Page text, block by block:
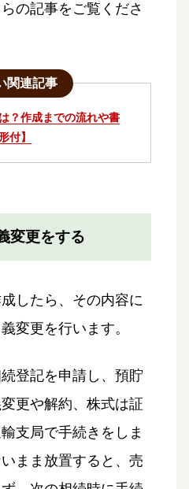
の記事をご覧くださ
関連記事
？作成までの流れや書
付】
変更をする
したら、その内容に
変更を行います。
登記を申請し、預貯
更や解約、株式は証
支局で手続きをしま
まま放置すると、売